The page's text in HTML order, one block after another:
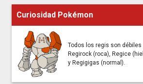
Curiosidad Pokémon
Todos los regis son débiles
Regirock (roca), Regice
y Regigigas (normal).